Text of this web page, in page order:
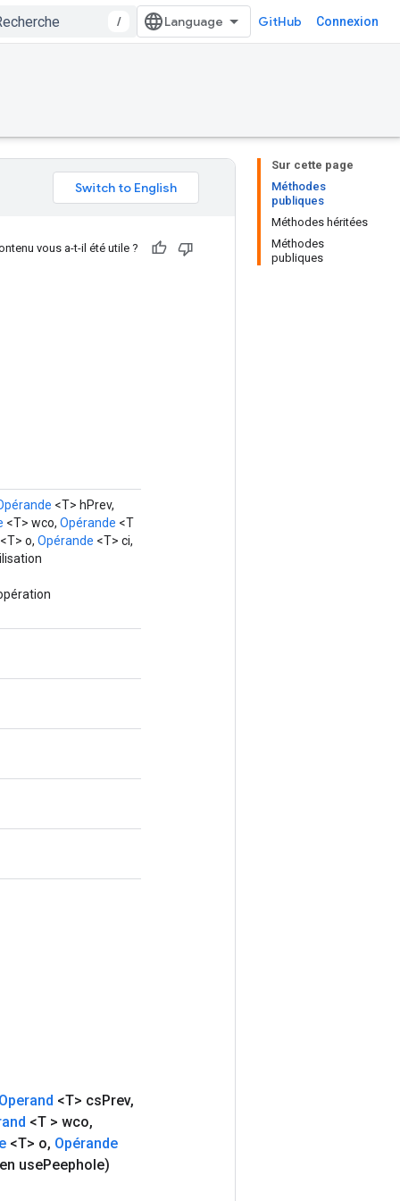
/ GitHub Connexion
Sur cette page
Méthodes
publiques
Méthodes héritées
Méthodes
publiques
vous a-t-il été utile ?
<T> hPrev,
<T> wco, Opérande <T
o, Opérande <T> ci,
<T> csPrev,
<T > wco,
<T> o, Opérande
usePeephole)